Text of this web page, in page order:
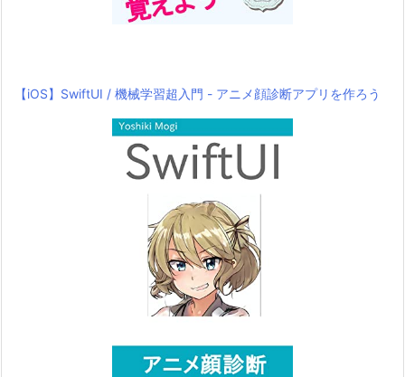
【iOS】SwiftUI / 機械学習超入門 - アニメ顔診断アプリを作ろう